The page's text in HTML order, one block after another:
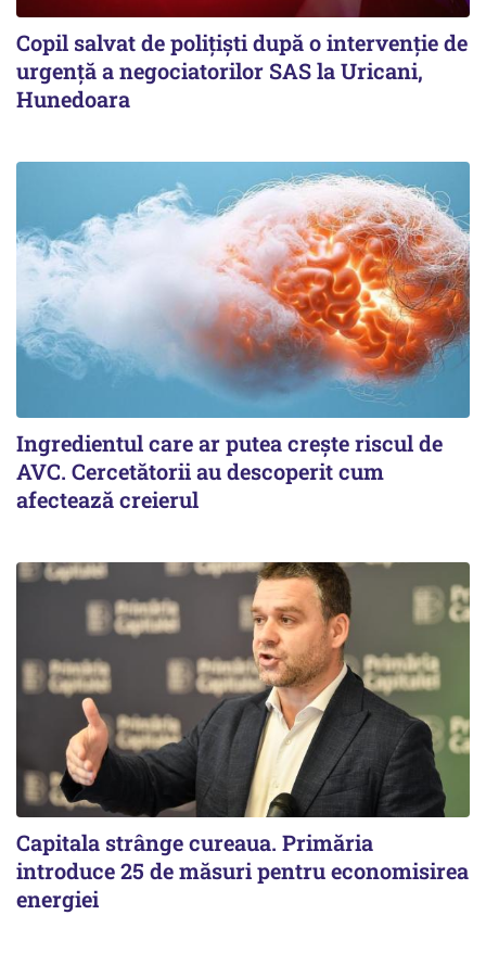
Copil salvat de polițiști după o intervenție de
urgență a negociatorilor SAS la Uricani,
Hunedoara
Ingredientul care ar putea crește riscul de
AVC. Cercetătorii au descoperit cum
afectează creierul
Capitala strânge cureaua. Primăria
introduce 25 de măsuri pentru economisirea
energiei